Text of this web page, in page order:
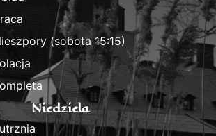
(sobota 15:15)
Niedziela